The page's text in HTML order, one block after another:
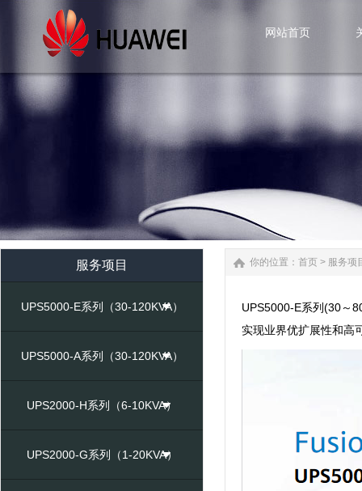
网站首页
服务项目
UPS5000-E系列（30-120KVA）
UPS5000-A系列（30-120KVA）
UPS2000-H系列（6-10KVA）
UPS2000-G系列（1-20KVA）
你的位置： 首页 > 服务项
UPS5000-E系列(30～
实现业界优扩展性和高